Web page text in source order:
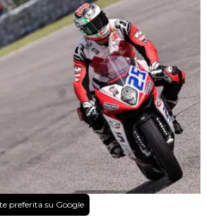
preferita su Google